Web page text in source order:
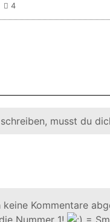
4
musst du
keine Kommentare
Nummer 1!